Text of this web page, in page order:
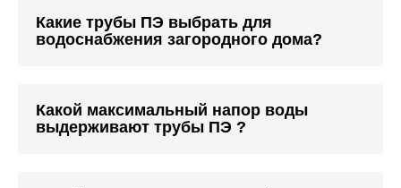
Какие трубы ПЭ выбрать для
водоснабжения загородного дома?
Какой максимальный напор воды
выдерживают трубы ПЭ ?